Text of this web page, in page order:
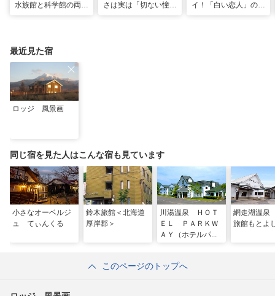
水族館と科学館の両方
さは実は「切ない憧
イ！「白い恋人」の石
最近見た宿
ロッジ 風景画
同じ宿を見た人はこんな宿も見ています
小さなオーベルジ
ュ てぃんくる
鈴木旅館＜北海道
厚岸郡＞
川湯温泉 ＨＯＴ
ＥＬ ＰＡＲＫＷ
ＡＹ（ホテルパー
網走湖温
旅館もとよ
このページのトップへ